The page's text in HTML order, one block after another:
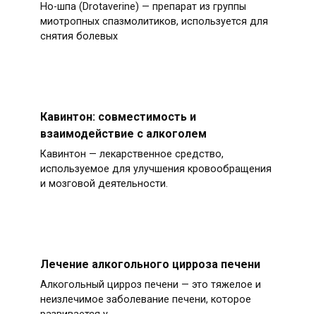
Но-шпа (Drotaverine) — препарат из группы
миотропных спазмолитиков, используется для
снятия болевых
Кавинтон: совместимость и
взаимодействие с алкоголем
Кавинтон — лекарственное средство,
используемое для улучшения кровообращения
и мозговой деятельности.
Лечение алкогольного цирроза печени
Алкогольный цирроз печени — это тяжелое и
неизлечимое заболевание печени, которое